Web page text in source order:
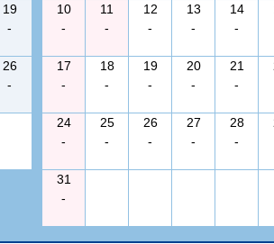
19
-
26
-
10
-
11
-
12
-
13
-
14
-
17
-
18
-
19
-
20
-
21
-
24
-
25
-
26
-
27
-
28
-
31
-